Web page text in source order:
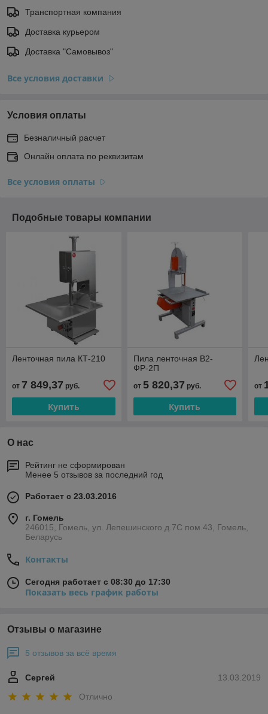
Транспортная компания
Доставка курьером
Доставка "Самовывоз"
Все условия доставки
Условия оплаты
Безналичный расчет
Онлайн оплата по реквизитам
Все условия оплаты
Подобные товары компании
Ленточная пила КТ-210
от 7 849,37 руб.
Купить
Пила ленточная В2-
ФР-2П
от 5 820,37 руб.
Купить
от
О нас
Рейтинг не сформирован
Менее 5 отзывов за последний год
Работает с 23.03.2016
г. Гомель
246015, Гомель, ул. Лепешинского д.7С пом.43, Гомель,
Беларусь
Контакты
Сегодня работает с 08:30 до 17:30
Показать весь график работы
Отзывы о магазине
5 отзывов за всё время
13.03.2019
Сергей
Отлично